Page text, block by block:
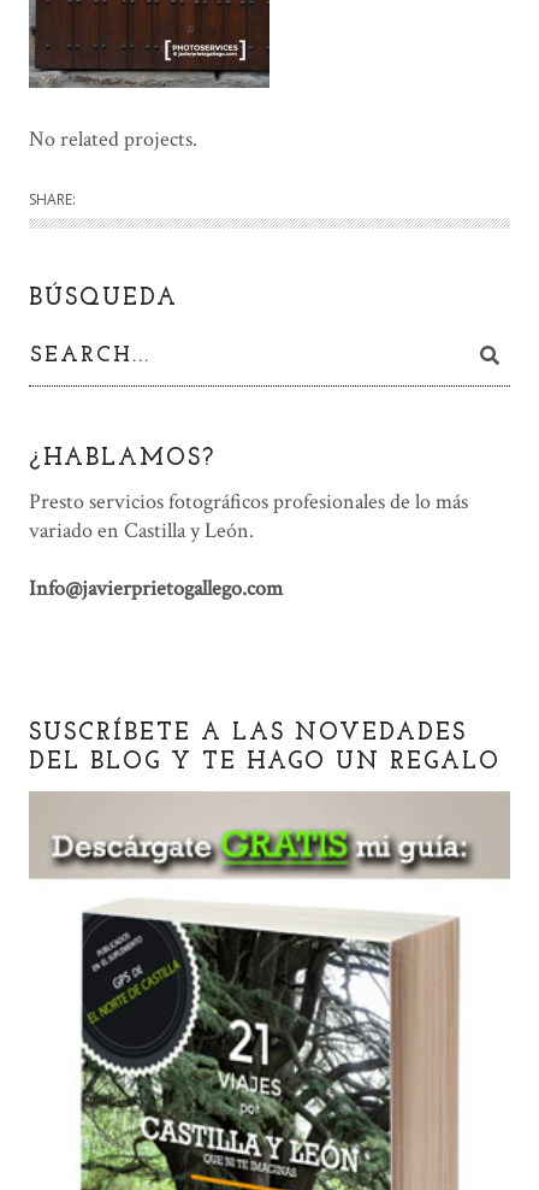
No related projects.
SHARE:
BÚSQUEDA
¿HABLAMOS?
Presto servicios fotográficos profesionales de lo más
variado en Castilla y León.
Info@javierprietogallego.com
SUSCRÍBETE A LAS NOVEDADES
DEL BLOG Y TE HAGO UN REGALO